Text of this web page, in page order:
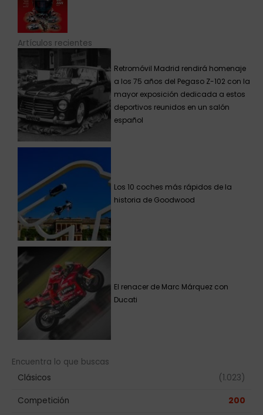
Artículos recientes
Retromóvil Madrid rendirá homenaje
a los 75 años del Pegaso Z-102 con la
mayor exposición dedicada a estos
deportivos reunidos en un salón
español
Los 10 coches más rápidos de la
historia de Goodwood
El renacer de Marc Márquez con
Ducati
Encuentra lo que buscas
Clásicos
(1.023)
Competición 200